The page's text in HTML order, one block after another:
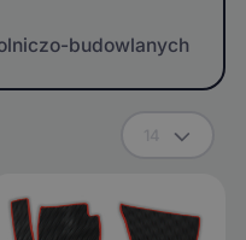
budowlanych